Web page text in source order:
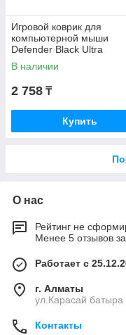
Игровой коврик для
компьютерной мыши
Defender Black Ultra
800х300х3мм черный
В наличии
2 758 ₸
Купить
О нас
Рейтинг не
Менее 5 отзывов
Работает с
г. Алматы
ул.Карасай
Контакты